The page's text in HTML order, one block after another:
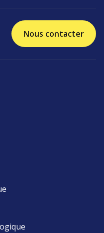
Nous contacter